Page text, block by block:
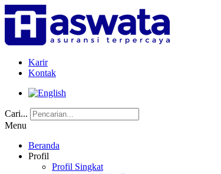
Karir
Kontak
Cari...
Menu
Beranda
Profil
Profil Singkat